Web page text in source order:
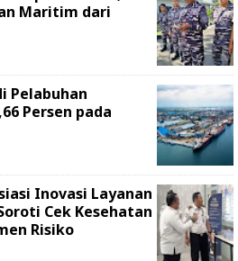
Maritim dari
Pelabuhan
Persen pada
Inovasi Layanan
Cek Kesehatan
Risiko